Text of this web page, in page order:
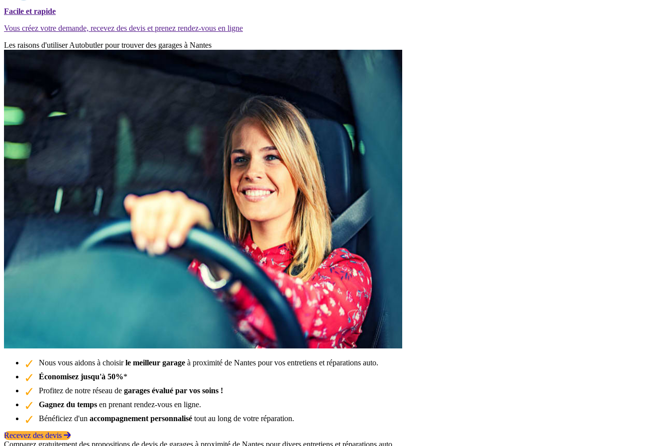
Facile et rapide
Vous créez votre demande, recevez des devis et prenez rendez-vous en ligne
Les raisons d'utiliser Autobutler pour trouver des garages à Nantes
Nous vous aidons à choisirle meilleur garage à proximité de Nantes pour vos entretiens et réparations auto.
Économisez jusqu'à 50%*
Profitez de notre réseau de garages évalué par vos soins !
Gagnez du temps en prenant rendez-vous en ligne.
Bénéficiez d'un accompagnement personnalisé tout au long de votre réparation.
Recevez des devis
Comparez gratuitement des propositions de devis de garages à proximité de Nantes pour divers entretiens et réparations auto